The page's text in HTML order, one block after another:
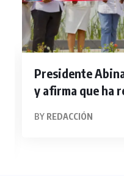
Presidente
y afirma que ha
BY REDACCIÓN